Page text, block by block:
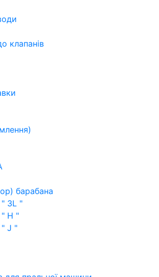
клапанів
барабана
" 3L "
" H "
" J "